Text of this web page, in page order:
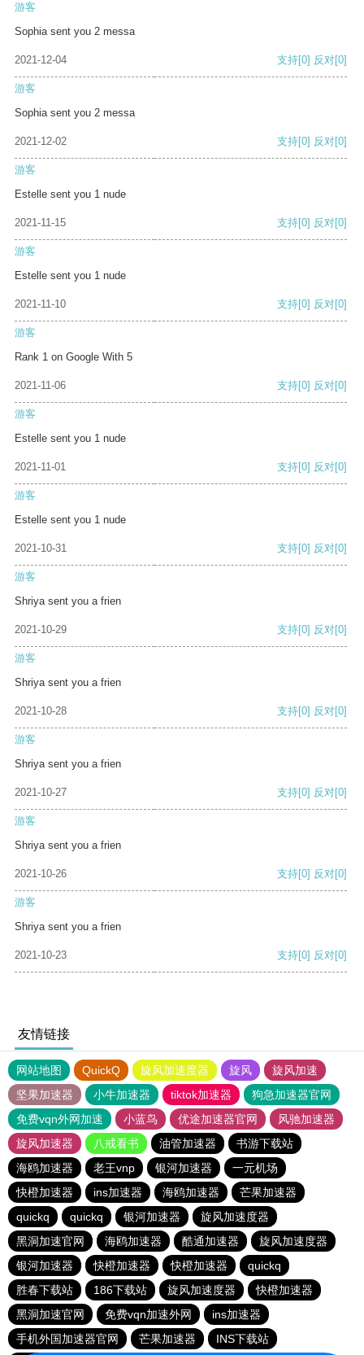
游客
Sophia sent you 2 messa
2021-12-04 支持[0] 反对[0]
游客
Sophia sent you 2 messa
2021-12-02 支持[0] 反对[0]
游客
Estelle sent you 1 nude
2021-11-15 支持[0] 反对[0]
游客
Estelle sent you 1 nude
2021-11-10 支持[0] 反对[0]
游客
Rank 1 on Google With 5
2021-11-06 支持[0] 反对[0]
游客
Estelle sent you 1 nude
2021-11-01 支持[0] 反对[0]
游客
Estelle sent you 1 nude
2021-10-31 支持[0] 反对[0]
游客
Shriya sent you a frien
2021-10-29 支持[0] 反对[0]
游客
Shriya sent you a frien
2021-10-28 支持[0] 反对[0]
游客
Shriya sent you a frien
2021-10-27 支持[0] 反对[0]
游客
Shriya sent you a frien
2021-10-26 支持[0] 反对[0]
游客
Shriya sent you a frien
2021-10-23 支持[0] 反对[0]
友情链接
网站地图 QuickQ 旋风加速度器 旋风
旋风加速
坚果加速器
小牛加速器 tiktok加速器
狗急加速器官网
免费vqn外网加速
小蓝鸟 优途加速器官网
风驰加速器
旋风加速器
八戒看书 油管加速器
书游下载站
海鸥加速器
老王vnp 银河加速器
一元机场
快橙加速器
ins加速器 海鸥加速器
芒果加速器
quickq
quickq 银河加速器
旋风加速度器
黑洞加速官网
海鸥加速器 酷通加速器
旋风加速度器
银河加速器
快橙加速器 快橙加速器
quickq
胜春下载站
186下载站 旋风加速度器
快橙加速器
黑洞加速官网
免费vqn加速外网
ins加速器
手机外国加速器官网
芒果加速器 INS下载站